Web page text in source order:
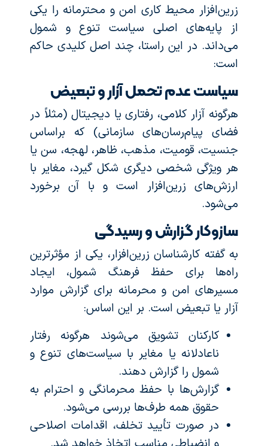
زرین‌افزار محیط کاری امن و محترمانه را یکی
از پایه‌های اصلی سیاست تنوع و شمول
می‌داند. در این راستا، چند اصل کلیدی حاکم
است:
سیاست عدم تحمل آزار و تبعیض
هرگونه آزار کلامی، رفتاری یا دیجیتال (مثلاً در
فضای پیام‌رسان‌های سازمانی) که براساس
جنسیت، قومیت، مذهب، ظاهر، لهجه، سن یا
هر ویژگی شخصی دیگری شکل گیرد، مغایر با
ارزش‌های زرین‌افزار است و با آن برخورد
می‌شود.
سازوکار گزارش و رسیدگی
به گفته کارشناسان زرین‌افزار، یکی از مؤثرترین
راه‌ها برای حفظ فرهنگ شمول، ایجاد
مسیرهای امن و محرمانه برای گزارش موارد
آزار یا تبعیض است. بر این اساس:
کارکنان تشویق می‌شوند هرگونه رفتار
ناعادلانه یا مغایر با سیاست‌های تنوع و
شمول را گزارش دهند.
گزارش‌ها با حفظ محرمانگی و احترام به
حقوق همه طرف‌ها بررسی می‌شود.
در صورت تأیید تخلف، اقدامات اصلاحی